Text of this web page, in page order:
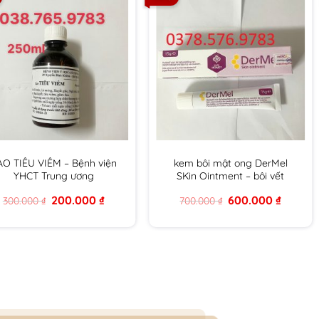
TIÊU VIÊM – Bệnh viện
YHCT Trung ương
300.000₫ Original
price
200.000 ₫Current
price
kem bôi mật ong DerMel
SKin Ointment – bôi vết
DERMEL SKIN OINMENT tuýp
700.000₫ Original
price
600.000₫Current